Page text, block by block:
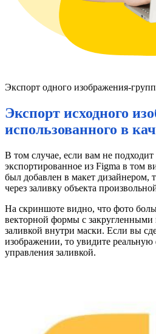
Экспорт одного изображения-
Экспорт исходного
использованного в
В том случае, если вам не
экспортированное из Figma в том
был добавлен в макет дизайнером,
через заливку объекта
На скриншоте видно, что фото
векторной формы с закругленными
заливкой внутри маски. Если вы
изображении, то увидите
управления заливкой.